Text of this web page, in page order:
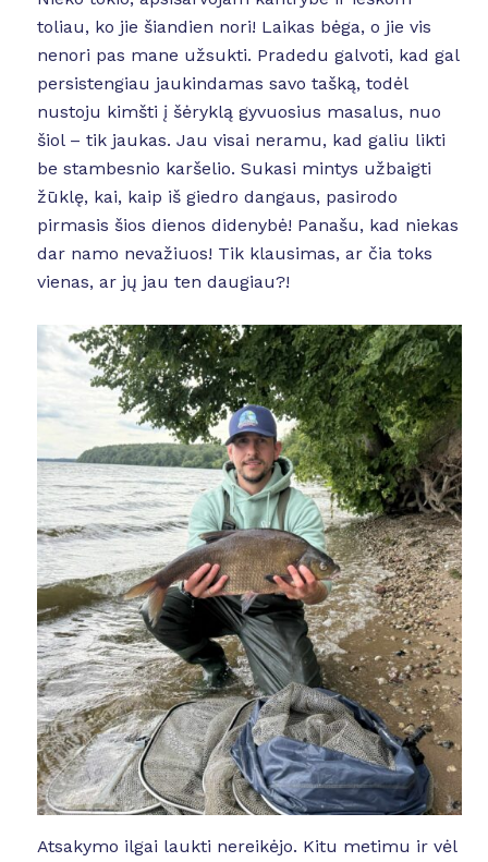
toliau, ko jie šiandien nori! Laikas bėga, o jie vis
nenori pas mane užsukti. Pradedu galvoti, kad gal
persistengiau jaukindamas savo tašką, todėl
nustoju kimšti į šėryklą gyvuosius masalus, nuo
šiol – tik jaukas. Jau visai neramu, kad galiu likti
be stambesnio karšelio. Sukasi mintys užbaigti
žūklę, kai, kaip iš giedro dangaus, pasirodo
pirmasis šios dienos didenybė! Panašu, kad niekas
dar namo nevažiuos! Tik klausimas, ar čia toks
vienas, ar jų jau ten daugiau?!
Atsakymo ilgai laukti nereikėjo. Kitu metimu ir vėl